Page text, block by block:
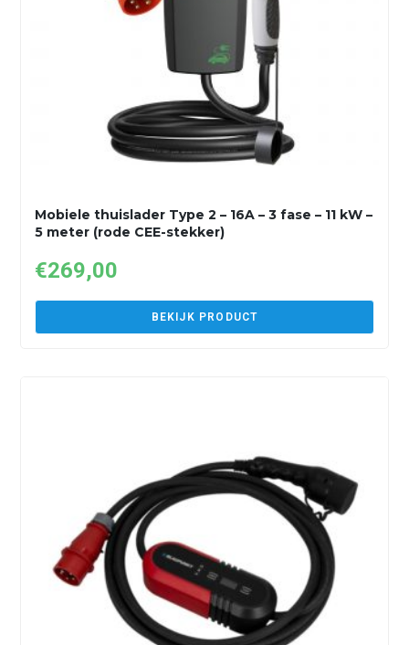
Mobiele thuislader Type 2 – 16A – 3 fase – 11 kW –
5 meter (rode CEE-stekker)
€269,00
BEKIJK PRODUCT